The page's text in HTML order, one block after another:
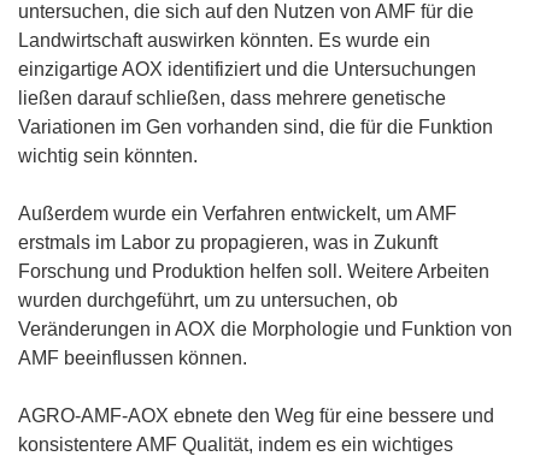
untersuchen, die sich auf den Nutzen von AMF für die
Landwirtschaft auswirken könnten. Es wurde ein
einzigartige AOX identifiziert und die Untersuchungen
ließen darauf schließen, dass mehrere genetische
Variationen im Gen vorhanden sind, die für die Funktion
wichtig sein könnten.
Außerdem wurde ein Verfahren entwickelt, um AMF
erstmals im Labor zu propagieren, was in Zukunft
Forschung und Produktion helfen soll. Weitere Arbeiten
wurden durchgeführt, um zu untersuchen, ob
Veränderungen in AOX die Morphologie und Funktion von
AMF beeinflussen können.
AGRO-AMF-AOX ebnete den Weg für eine bessere und
konsistentere AMF Qualität, indem es ein wichtiges